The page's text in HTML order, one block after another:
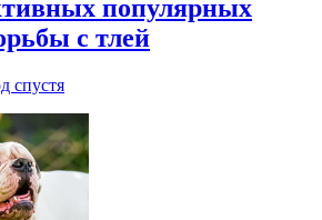
популярных
с тлей
спустя